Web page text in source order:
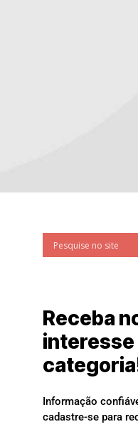
Receba
interesse
Informação
cadastre-se para